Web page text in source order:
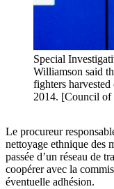
Special
Williamson said
fighters
2014. [Council of
Le procureur
nettoyage ethnique des
passée d’un réseau de
coopérer avec la
éventuelle adhésion.